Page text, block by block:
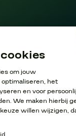
Privacy Policy